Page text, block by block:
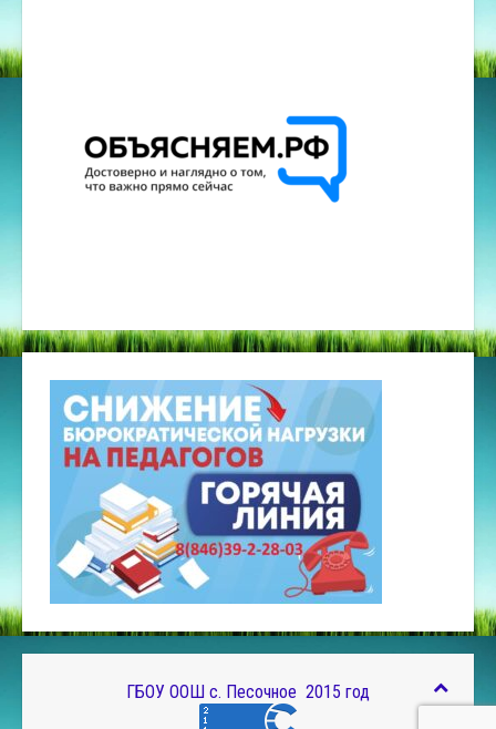
ГБОУ ООШ с. Песочное 2015 год